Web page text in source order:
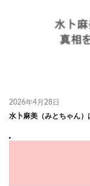
2026年4月28日
水卜麻美（みとちゃん）